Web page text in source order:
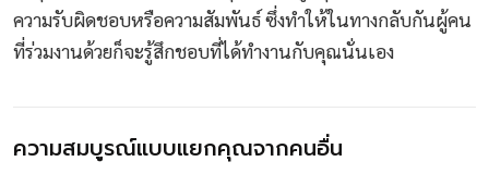
ความรับผิดชอบหรือความสัมพันธ์ ซึ่งทำให้ในทางกลับกันผู้คน
ที่ร่วมงานด้วยก็จะรู้สึกชอบที่ได้ทำงานกับคุณนั่นเอง
ความสมบูรณ์แบบแยกคุณจากคนอื่น